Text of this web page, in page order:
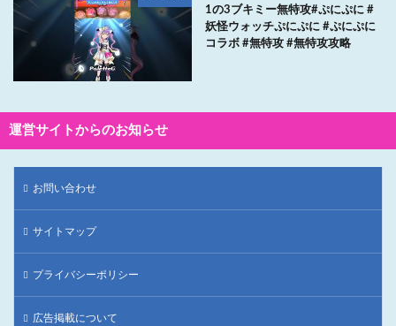
1の3ブキミー無特攻#ぷにぷに #
妖怪ウォッチぷにぷに #ぷにぷに
コラボ #無特攻 #無特攻攻略
運営サイトからのお知らせ
お問い合わせ
サイトマップ
プライバシーポリシー
広告掲載について